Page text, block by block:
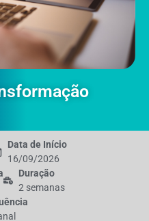
Data de Início
16/09/2026
Duração
2 semanas